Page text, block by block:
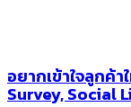
อยากเข้าใจลูกค้
Survey, Social